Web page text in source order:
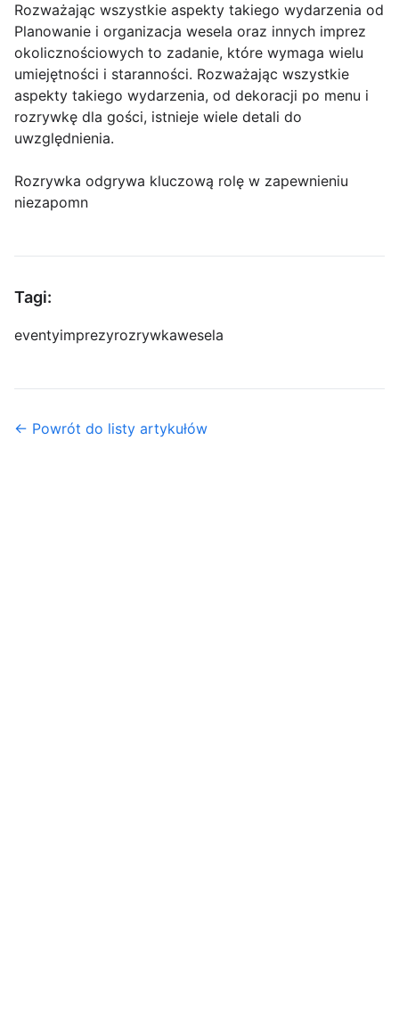
Rozważając wszystkie aspekty takiego wydarzenia od
Planowanie i organizacja wesela oraz innych imprez
okolicznościowych to zadanie, które wymaga wielu
umiejętności i staranności. Rozważając wszystkie
aspekty takiego wydarzenia, od dekoracji po menu i
rozrywkę dla gości, istnieje wiele detali do
uwzględnienia.
Rozrywka odgrywa kluczową rolę w zapewnieniu
niezapomn
Tagi:
eventyimprezyrozrywkawesela
← Powrót do listy artykułów